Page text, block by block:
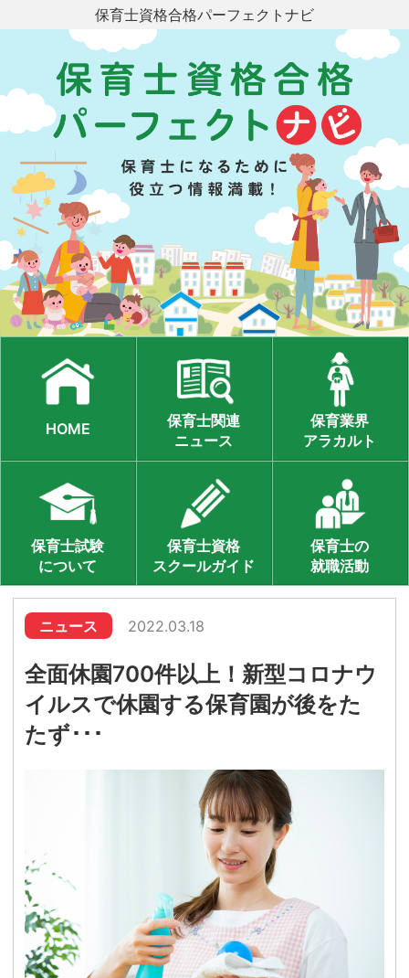
保育士資格合格パーフェクトナビ
HOME
保育士関連
ニュース
保育業界
アラカルト
保育士試験
について
保育士資格
スクールガイド
保育士の
就職活動
ニュース 2022.03.18
全面休園700件以上！新型コロナウ
イルスで休園する保育園が後をた
たず･･･